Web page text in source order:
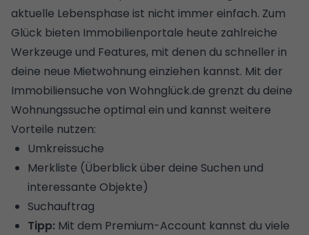
aktuelle Lebensphase ist nicht immer einfach. Zum
Glück bieten Immobilienportale heute zahlreiche
Werkzeuge und Features, mit denen du schneller in
deine neue Mietwohnung einziehen kannst. Mit der
Immobiliensuche von Wohnglück.de grenzt du deine
Wohnungssuche optimal ein und kannst weitere
Vorteile nutzen:
Umkreissuche
Merkliste (Überblick über deine Suchen und
interessante Objekte)
Suchauftrag
Tipp: Mit dem Premium-Account kannst du viele